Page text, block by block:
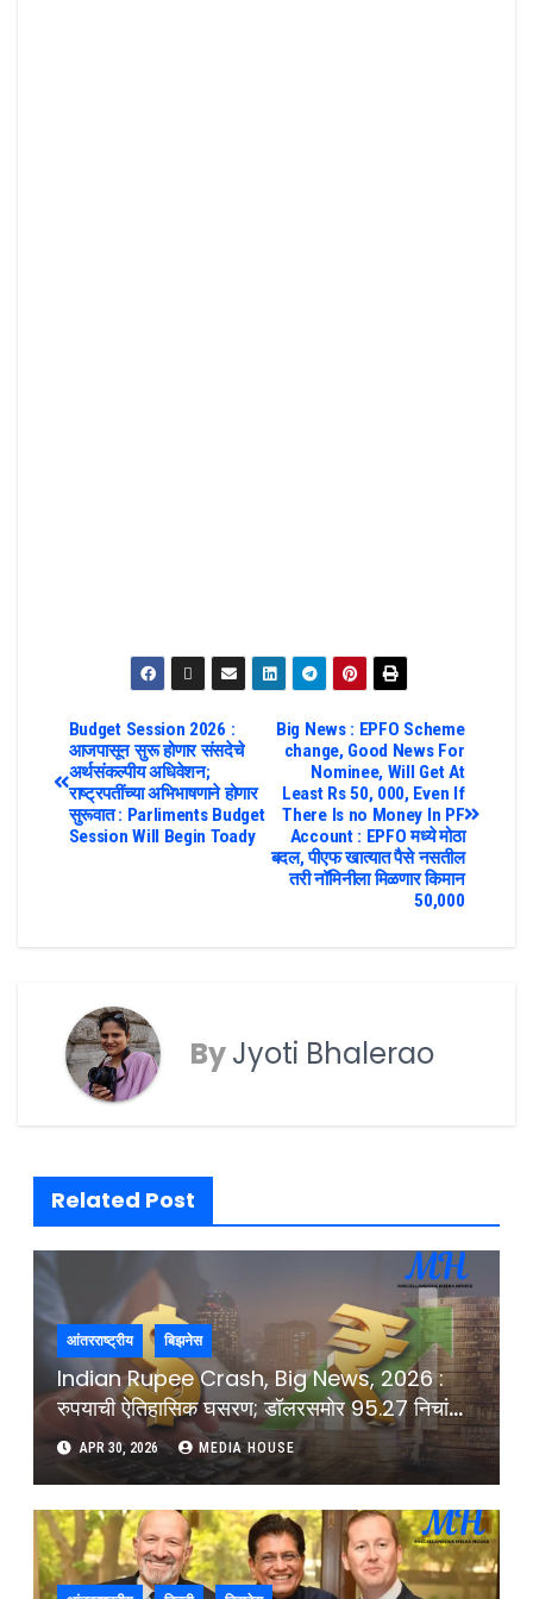
Big News : EPFO Scheme
change, Good News For
Nominee, Will Get At
Least Rs 50, 000, Even If
There Is no Money In PF
Account : EPFO मध्ये मोठा
बदल, पीएफ खात्यात पैसे नसतील
तरी नॉमिनीला मिळणार किमान
50,000
Budget Session 2026 :
आजपासून सुरू होणार संसदेचे
अर्थसंकल्पीय अधिवेशन;
राष्ट्रपतींच्या अभिभाषणाने होणार
सुरूवात : Parliments Budget
Session Will Begin Toady
ByJyoti Bhalerao
Related Post
आंतरराष्ट्रीय बिझनेस
Indian Rupee Crash, Big News, 2026 :
रुपयाची ऐतिहासिक घसरण; डॉलरसमोर 95.27 निचांक
पातळीवर ! :
APR 30, 2026 MEDIA HOUSE